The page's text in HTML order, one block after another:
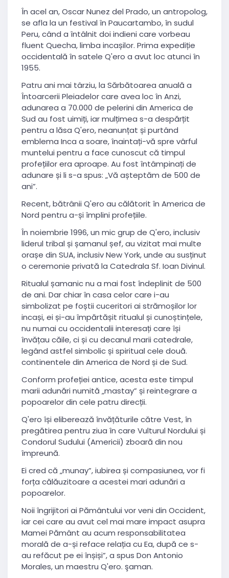
În acel an, Oscar Nunez del Prado, un antropolog,
se afla la un festival în Paucartambo, în sudul
Peru, când a întâlnit doi indieni care vorbeau
fluent Quecha, limba incașilor. Prima expediție
occidentală în satele Q'ero a avut loc atunci în
1955.
Patru ani mai târziu, la Sărbătoarea anuală a
Întoarcerii Pleiadelor care avea loc în Anzi,
adunarea a 70.000 de pelerini din America de
Sud au fost uimiți, iar mulțimea s-a despărțit
pentru a lăsa Q'ero, neanunțat și purtând
emblema Inca a soare, înaintați-vă spre vârful
muntelui pentru a face cunoscut că timpul
profețiilor era aproape. Au fost întâmpinați de
adunare și li s-a spus: „Vă așteptăm de 500 de
ani”.
Recent, bătrânii Q'ero au călătorit în America de
Nord pentru a-și împlini profețiile.
În noiembrie 1996, un mic grup de Q'ero, inclusiv
liderul tribal și șamanul șef, au vizitat mai multe
orașe din SUA, inclusiv New York, unde au susținut
o ceremonie privată la Catedrala Sf. Ioan Divinul.
Ritualul șamanic nu a mai fost îndeplinit de 500
de ani. Dar chiar în casa celor care i-au
simbolizat pe foștii cuceritori ai strămoșilor lor
incași, ei și-au împărtășit ritualul și cunoștințele,
nu numai cu occidentalii interesați care își
învățau căile, ci și cu decanul marii catedrale,
legând astfel simbolic și spiritual cele două.
continentele din America de Nord și de Sud.
Conform profeției antice, acesta este timpul
marii adunări numită „mastay” și reintegrare a
popoarelor din cele patru direcții.
Q'ero își eliberează învățăturile către Vest, în
pregătirea pentru ziua în care Vulturul Nordului și
Condorul Sudului (Americii) zboară din nou
împreună.
Ei cred că „munay”, iubirea și compasiunea, vor fi
forța călăuzitoare a acestei mari adunări a
popoarelor.
Noii îngrijitori ai Pământului vor veni din Occident,
iar cei care au avut cel mai mare impact asupra
Mamei Pământ au acum responsabilitatea
morală de a-și reface relația cu Ea, după ce s-
au refăcut pe ei înșiși”, a spus Don Antonio
Morales, un maestru Q'ero. şaman.